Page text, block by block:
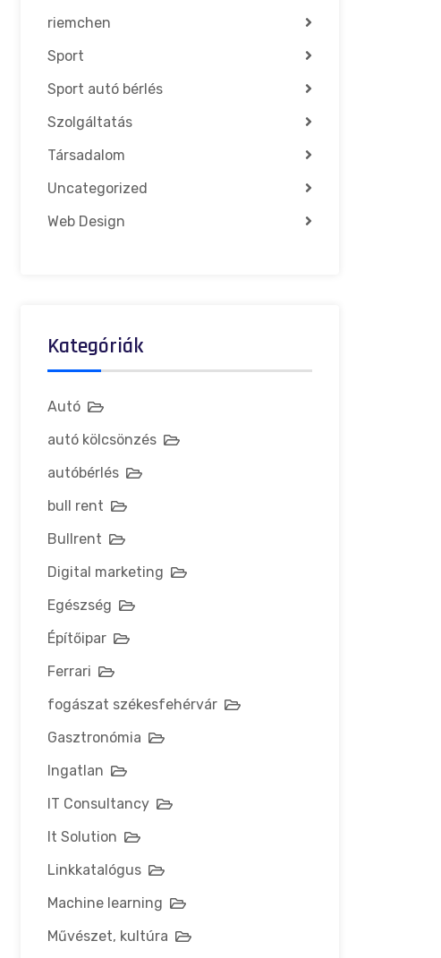
riemchen
Sport
Sport autó bérlés
Szolgáltatás
Társadalom
Uncategorized
Web Design
Kategóriák
Autó
autó kölcsönzés
autóbérlés
bull rent
Bullrent
Digital marketing
Egészség
Építőipar
Ferrari
fogászat székesfehérvár
Gasztronómia
Ingatlan
IT Consultancy
It Solution
Linkkatalógus
Machine learning
Művészet, kultúra